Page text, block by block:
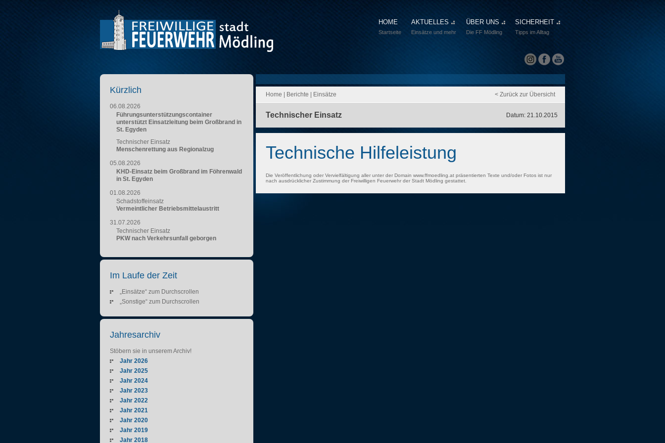
HOME
Startseite
AKTUELLES
Einsätze und mehr
ÜBER UNS
Die FF Mödling
SICHERHEIT
Tipps im Alltag
Home Berichte Einsätze < Zurück zur Übersicht
Technischer Einsatz Datum: 21.10.2015
Technische Hilfeleistung
Die Veröffentlichung oder Vervielfältigung aller unter der Domain www.ffmoedling.at präsentierten Texte und/oder Fotos ist nur
nach ausdrücklicher Zustimmung der Freiwilligen Feuerwehr der Stadt Mödling gestattet.
Kürzlich
06.08.2026
Führungsunterstützungscontainer
unterstützt Einsatzleitung beim Großbrand in
St. Egyden
Technischer Einsatz
Menschenrettung aus Regionalzug
05.08.2026
KHD-Einsatz beim Großbrand im Föhrenwald
in St. Egyden
01.08.2026
Schadstoffeinsatz
Vermeintlicher Betriebsmittelaustritt
31.07.2026
Technischer Einsatz
PKW nach Verkehrsunfall geborgen
Im Laufe der Zeit
„Einsätze“ zum Durchscrollen
„Sonstige“ zum Durchscrollen
Jahresarchiv
Stöbern sie in unserem Archiv!
Jahr 2026
Jahr 2025
Jahr 2024
Jahr 2023
Jahr 2022
Jahr 2021
Jahr 2020
Jahr 2019
Jahr 2018